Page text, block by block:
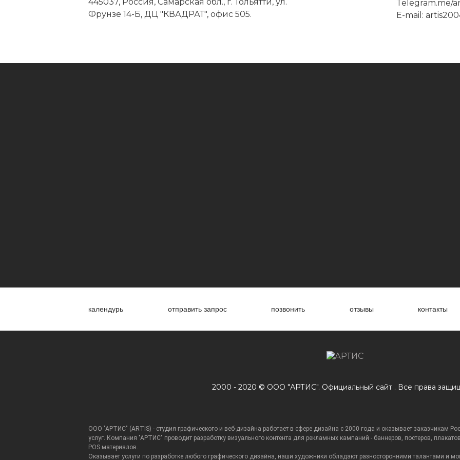
Фрунзе 14-Б, ДЦ "КВАДРАТ", офис 505.
Telegram.me/
E-mail:
календурь отправить запрос позвонить отзывы контакты
2000 - 2020 © ООО "АРТИС". Официальный сайт . Все права
ООО "АРТИС" (ARTIS) - студия графического и веб-дизайна работает в сфере дизайна с 2000 года и оказывает заказчикам
услуг. Компания "АРТИС" проводит разработку визуального контента для рекламных кампаний - баннеров, постеров,
POS материалов.
Оказывает услуги по разработке любого графического дизайна, наши художники обладают разносторонними талантами и